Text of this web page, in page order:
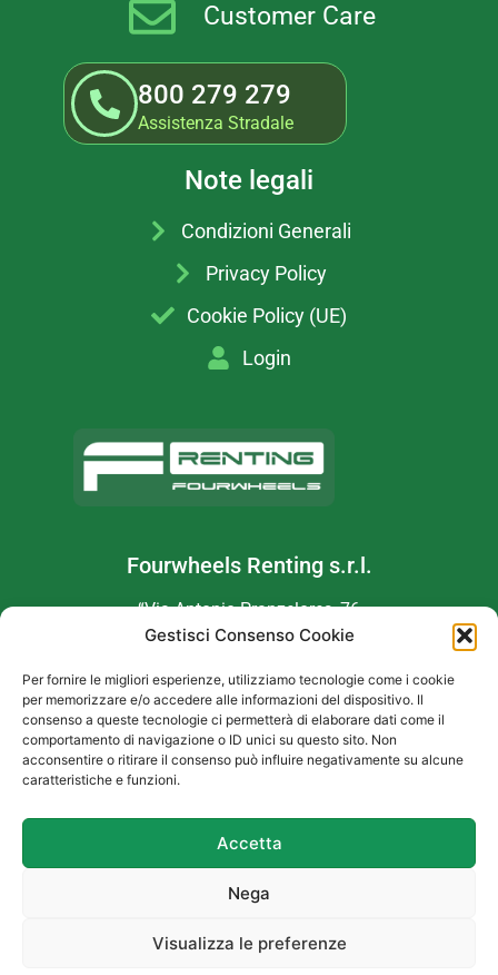
Gestisci Consenso Cookie
Per fornire le migliori esperienze, utilizziamo tecnologie come i cookie
per memorizzare e/o accedere alle informazioni del dispositivo. Il
consenso a queste tecnologie ci permetterà di elaborare dati come il
comportamento di navigazione o ID unici su questo sito. Non
acconsentire o ritirare il consenso può influire negativamente su alcune
caratteristiche e funzioni.
Accetta
Nega
Visualizza le preferenze
Customer Care
800 279 279
Assistenza Stradale
Note legali
Condizioni Generali
Privacy Policy
Cookie Policy (UE)
Login
Fourwheels Renting s.r.l.
“Via Antonio Pranzelores, 76
38121 Trento TN
P.I. 02562920229″
CareFree Rental
Copyright © 2020Fourwheels Renting
Sito realizzato da